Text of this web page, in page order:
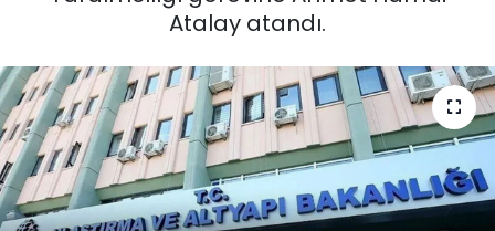
Atalay atandı.
SAĞLIK
SPOR
11:11 MANŞET
Haber Arşivi